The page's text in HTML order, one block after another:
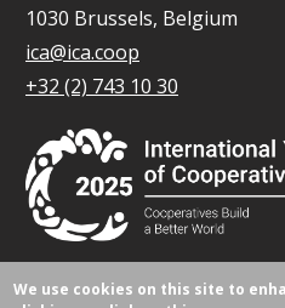
1030 Brussels, Belgium
ica@ica.coop
+32 (2) 743 10 30
We use cookies on this site to